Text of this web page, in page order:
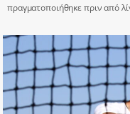
πραγματοποιήθηκε πριν από